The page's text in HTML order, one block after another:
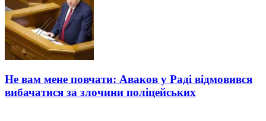
Не вам мене повчати: Аваков у Раді відмовився
вибачатися за злочини поліцейських